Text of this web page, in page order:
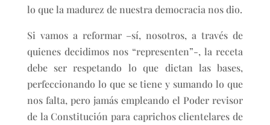
lo que la madurez de nuestra democracia nos dio.
Si vamos a reformar –sí, nosotros, a través de
quienes decidimos nos “representen”-, la receta
debe ser respetando lo que dictan las bases,
perfeccionando lo que se tiene y sumando lo que
nos falta, pero jamás empleando el Poder revisor
de la Constitución para caprichos clientelares de